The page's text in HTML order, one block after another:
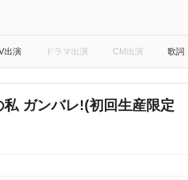
出演 ドラマ出演 CM出演 歌詞
ガンバレ!(初回生産限定